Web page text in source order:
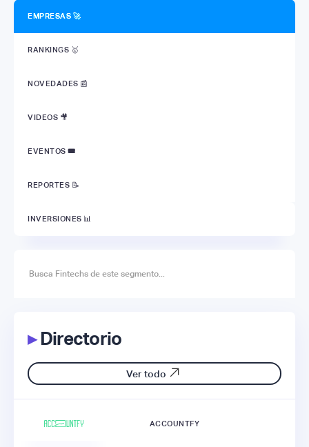
EMPRESAS 🚀
RANKINGS 🥇
NOVEDADES 📰
VIDEOS 🎥
EVENTOS 🎟
REPORTES 📝
INVERSIONES 📊
▸Directorio
Ver todo
ACCOUNTFY